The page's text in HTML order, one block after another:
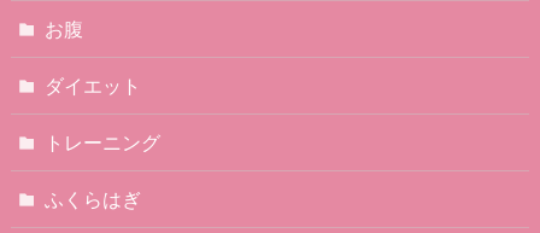
お腹
ダイエット
トレーニング
ふくらはぎ